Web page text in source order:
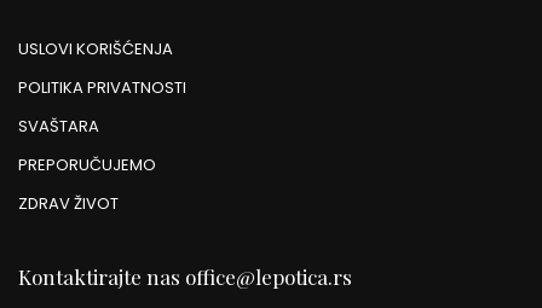
USLOVI KORIŠĆENJA
POLITIKA PRIVATNOSTI
SVAŠTARA
PREPORUČUJEMO
ZDRAV ŽIVOT
Kontaktirajte nas office@lepotica.rs